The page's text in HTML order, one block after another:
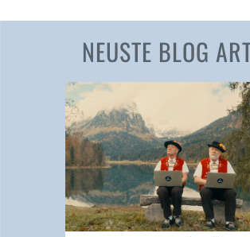
NEUSTE BLOG